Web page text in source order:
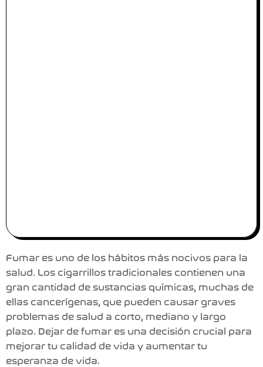
Fumar es uno de los hábitos más nocivos para la
salud. Los cigarrillos tradicionales contienen una
gran cantidad de sustancias químicas, muchas de
ellas cancerígenas, que pueden causar graves
problemas de salud a corto, mediano y largo
plazo. Dejar de fumar es una decisión crucial para
mejorar tu calidad de vida y aumentar tu
esperanza de vida.